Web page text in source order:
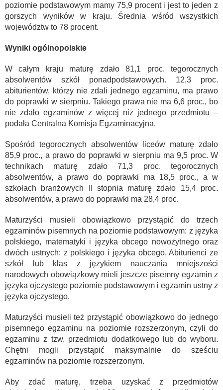
poziomie podstawowym mamy 75,9 procent i jest to jeden z
gorszych wyników w kraju. Średnia wśród wszystkich
województw to 78 procent.
Wyniki ogólnopolskie
W całym kraju maturę zdało 81,1 proc. tegorocznych
absolwentów szkół ponadpodstawowych. 12,3 proc.
abiturientów, którzy nie zdali jednego egzaminu, ma prawo
do poprawki w sierpniu. Takiego prawa nie ma 6,6 proc., bo
nie zdało egzaminów z więcej niż jednego przedmiotu –
podała Centralna Komisja Egzaminacyjna.
Spośród tegorocznych absolwentów liceów maturę zdało
85,9 proc., a prawo do poprawki w sierpniu ma 9,5 proc. W
technikach maturę zdało 71,3 proc. tegorocznych
absolwentów, a prawo do poprawki ma 18,5 proc., a w
szkołach branżowych II stopnia maturę zdało 15,4 proc.
absolwentów, a prawo do poprawki ma 28,4 proc.
Maturzyści musieli obowiązkowo przystąpić do trzech
egzaminów pisemnych na poziomie podstawowym: z języka
polskiego, matematyki i języka obcego nowożytnego oraz
dwóch ustnych: z polskiego i języka obcego. Abiturienci ze
szkół lub klas z językiem nauczania mniejszości
narodowych obowiązkowy mieli jeszcze pisemny egzamin z
języka ojczystego poziomie podstawowym i egzamin ustny z
języka ojczystego.
Maturzyści musieli też przystąpić obowiązkowo do jednego
pisemnego egzaminu na poziomie rozszerzonym, czyli do
egzaminu z tzw. przedmiotu dodatkowego lub do wyboru.
Chętni mogli przystąpić maksymalnie do sześciu
egzaminów na poziomie rozszerzonym.
Aby zdać maturę, trzeba uzyskać z przedmiotów